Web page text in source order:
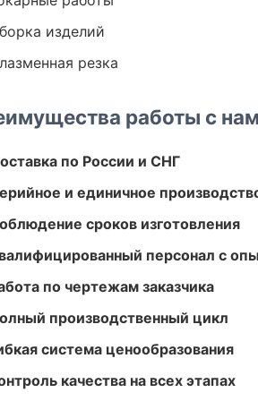
изделий
резка
работы с
по России и СНГ
и единичное
сроков изготовления
персонал с
по чертежам заказчика
производственный цикл
система ценообразования
качества на всех этапах